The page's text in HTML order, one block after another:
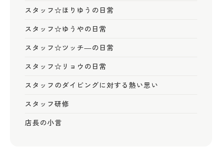
スタッフ☆ほりゆうの日常
スタッフ☆ゆうやの日常
スタッフ☆ツッチ―の日常
スタッフ☆リョウの日常
スタッフのダイビングに対する熱い思い
スタッフ研修
店長の小言